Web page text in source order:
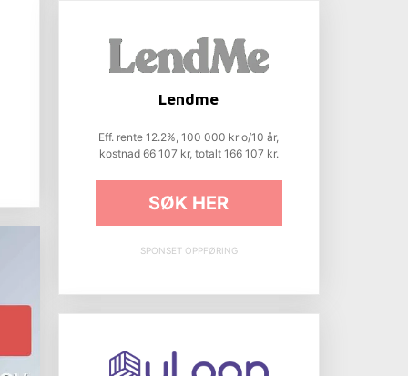
Lendme
Eff. rente 12.2%, 100 000 kr o/10 år,
kostnad 66 107 kr, totalt 166 107 kr.
SØK HER
SPONSET OPPFØRING